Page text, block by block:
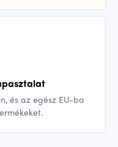
és az egész EU-ba